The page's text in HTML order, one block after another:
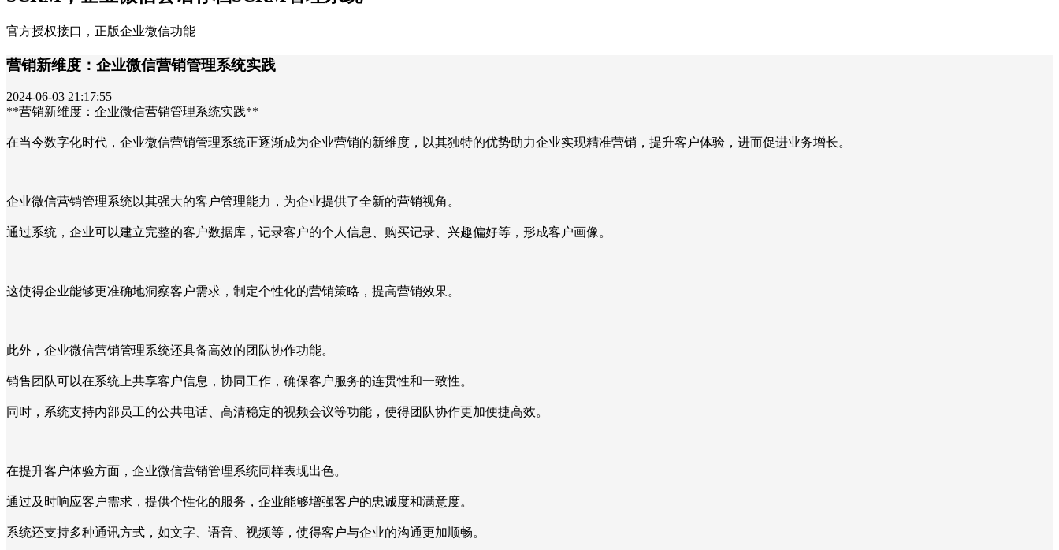
官方授权接口，正版企业微信功能
营销新维度：企业微信营销管理系统实践
2024-06-03 21:17:55
**营销新维度：企业微信营销管理系统实践**
在当今数字化时代，企业微信营销管理系统正逐渐成为企业营销的新维度，以其独特的优势助力企业实现精准营销，提升客户体验，进而促进业务增长。
企业微信营销管理系统以其强大的客户管理能力，为企业提供了全新的营销视角。
通过系统，企业可以建立完整的客户数据库，记录客户的个人信息、购买记录、兴趣偏好等，形成客户画像。
这使得企业能够更准确地洞察客户需求，制定个性化的营销策略，提高营销效果。
此外，企业微信营销管理系统还具备高效的团队协作功能。
销售团队可以在系统上共享客户信息，协同工作，确保客户服务的连贯性和一致性。
同时，系统支持内部员工的公共电话、高清稳定的视频会议等功能，使得团队协作更加便捷高效。
在提升客户体验方面，企业微信营销管理系统同样表现出色。
通过及时响应客户需求，提供个性化的服务，企业能够增强客户的忠诚度和满意度。
系统还支持多种通讯方式，如文字、语音、视频等，使得客户与企业的沟通更加顺畅。